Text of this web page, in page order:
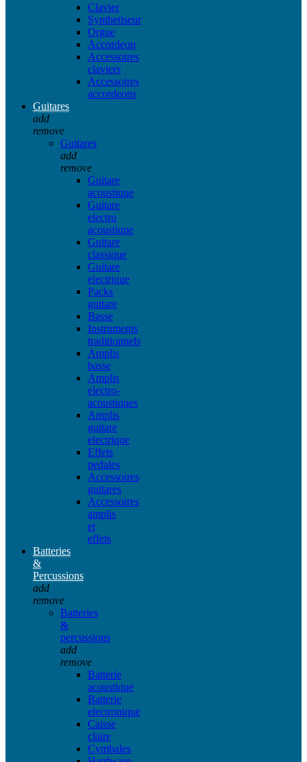
Clavier
Synthetiseur
Orgue
Accordeon
Accessoires
claviers
Accessoires
accordeons
Guitares
add
remove
Guitares
add
remove
Guitare
acoustique
Guitare
electro
acoustique
Guitare
classique
Guitare
electrique
Packs
guitare
Basse
Instruments
traditionnels
Amplis
basse
Amplis
electro-
acoustiques
Amplis
guitare
electrique
Effets
pedales
Accessoires
guitares
Accessoires
amplis
et
effets
Batteries
&
Percussions
add
remove
Batteries
&
percussions
add
remove
Batterie
acoustique
Batterie
electronique
Caisse
claire
Cymbales